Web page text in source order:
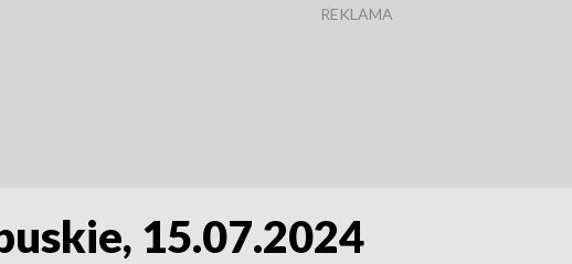
15.07.2024